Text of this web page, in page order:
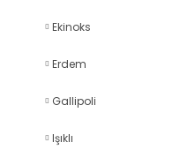
Ekinoks
Erdem
Gallipoli
Işıklı